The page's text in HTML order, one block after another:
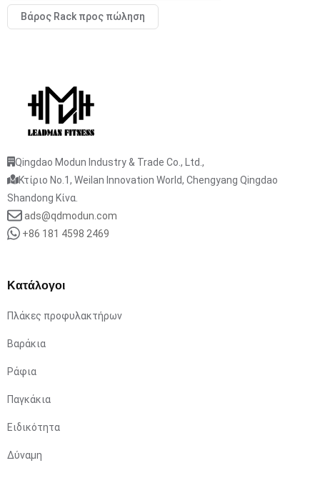
Βάρος Rack προς πώληση
Qingdao Modun Industry & Trade Co., Ltd.,
Κτίριο No.1, Weilan Innovation World, Chengyang Qingdao
Shandong Κίνα.
ads@qdmodun.com
+86 181 4598 2469
Κατάλογοι
Πλάκες προφυλακτήρων
Βαράκια
Ράφια
Παγκάκια
Ειδικότητα
Δύναμη